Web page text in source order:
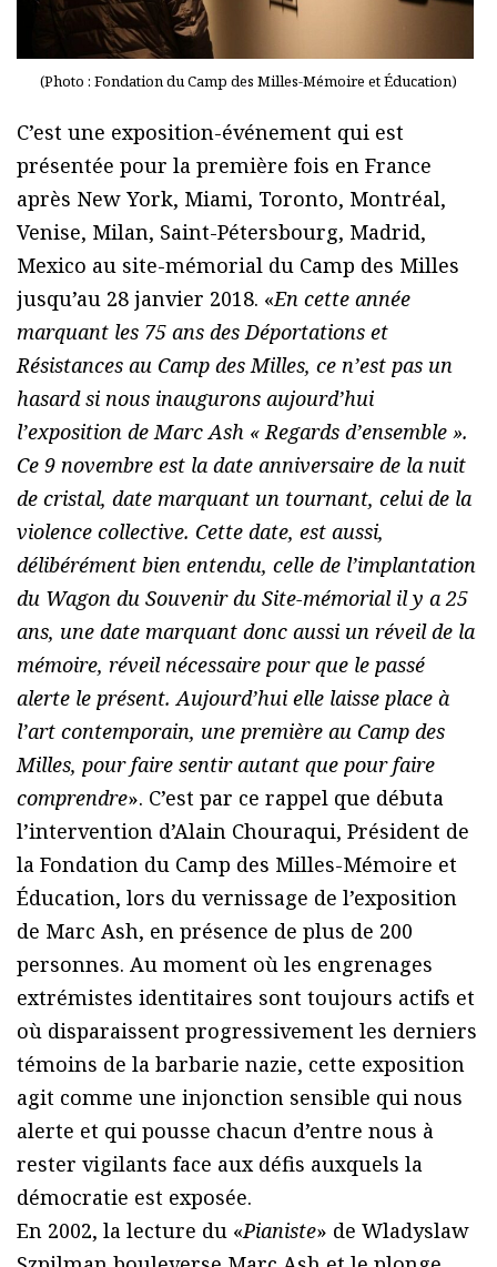
(Photo : Fondation du Camp des Milles-Mémoire et Éducation)
C’est une exposition-événement qui est
présentée pour la première fois en France
après New York, Miami, Toronto, Montréal,
Venise, Milan, Saint-Pétersbourg, Madrid,
Mexico au site-mémorial du Camp des Milles
jusqu’au 28 janvier 2018. «En cette année
marquant les 75 ans des Déportations et
Résistances au Camp des Milles, ce n’est pas un
hasard si nous inaugurons aujourd’hui
l’exposition de Marc Ash « Regards d’ensemble ».
Ce 9 novembre est la date anniversaire de la nuit
de cristal, date marquant un tournant, celui de la
violence collective. Cette date, est aussi,
délibérément bien entendu, celle de l’implantation
du Wagon du Souvenir du Site-mémorial il y a 25
ans, une date marquant donc aussi un réveil de la
mémoire, réveil nécessaire pour que le passé
alerte le présent. Aujourd’hui elle laisse place à
l’art contemporain, une première au Camp des
Milles, pour faire sentir autant que pour faire
comprendre». C’est par ce rappel que débuta
l’intervention d’Alain Chouraqui, Président de
la Fondation du Camp des Milles-Mémoire et
Éducation, lors du vernissage de l’exposition
de Marc Ash, en présence de plus de 200
personnes. Au moment où les engrenages
extrémistes identitaires sont toujours actifs et
où disparaissent progressivement les derniers
témoins de la barbarie nazie, cette exposition
agit comme une injonction sensible qui nous
alerte et qui pousse chacun d’entre nous à
rester vigilants face aux défis auxquels la
démocratie est exposée.
En 2002, la lecture du «Pianiste» de Wladyslaw